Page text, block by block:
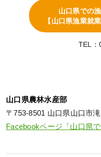
山口県での
【山口県漁業就
TEL：
山口県農林水産部
〒753-8501 山口県山口市
Facebookページ「山口県